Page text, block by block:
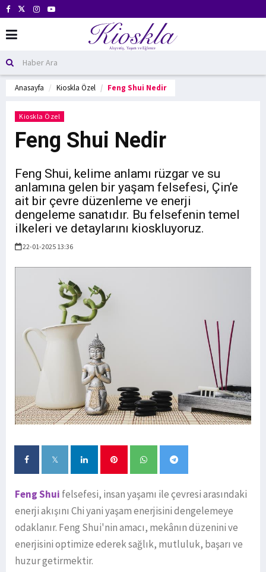
Anasayfa Kioskla Özel Feng Shui Nedir
Kioskla Özel
Feng Shui Nedir
Feng Shui, kelime anlamı rüzgar ve su
anlamına gelen bir yaşam felsefesi, Çin’e
ait bir çevre düzenleme ve enerji
dengeleme sanatıdır. Bu felsefenin temel
ilkeleri ve detaylarını kioskluyoruz.
22-01-2025 13:36
Feng Shui felsefesi, insan yaşamı ile çevresi arasındaki
enerji akışını Chi yani yaşam enerjisini dengelemeye
odaklanır. Feng Shui'nin amacı, mekânın düzenini ve
enerjisini optimize ederek sağlık, mutluluk, başarı ve
huzur getirmektir.